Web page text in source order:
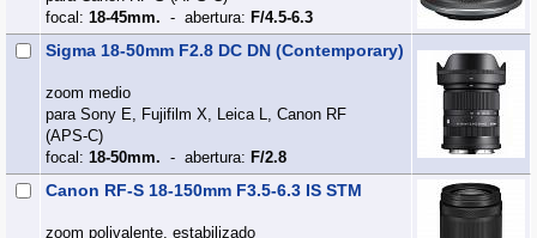
focal: 18-45mm. - abertura: F/4.5-6.3
Sigma 18-50mm F2.8 DC DN (Contemporary)
zoom medio
para Sony E, Fujifilm X, Leica L, Canon RF
(APS‑C)
focal: 18-50mm. - abertura: F/2.8
Canon RF-S 18-150mm F3.5-6.3 IS STM
zoom polivalente, estabilizado